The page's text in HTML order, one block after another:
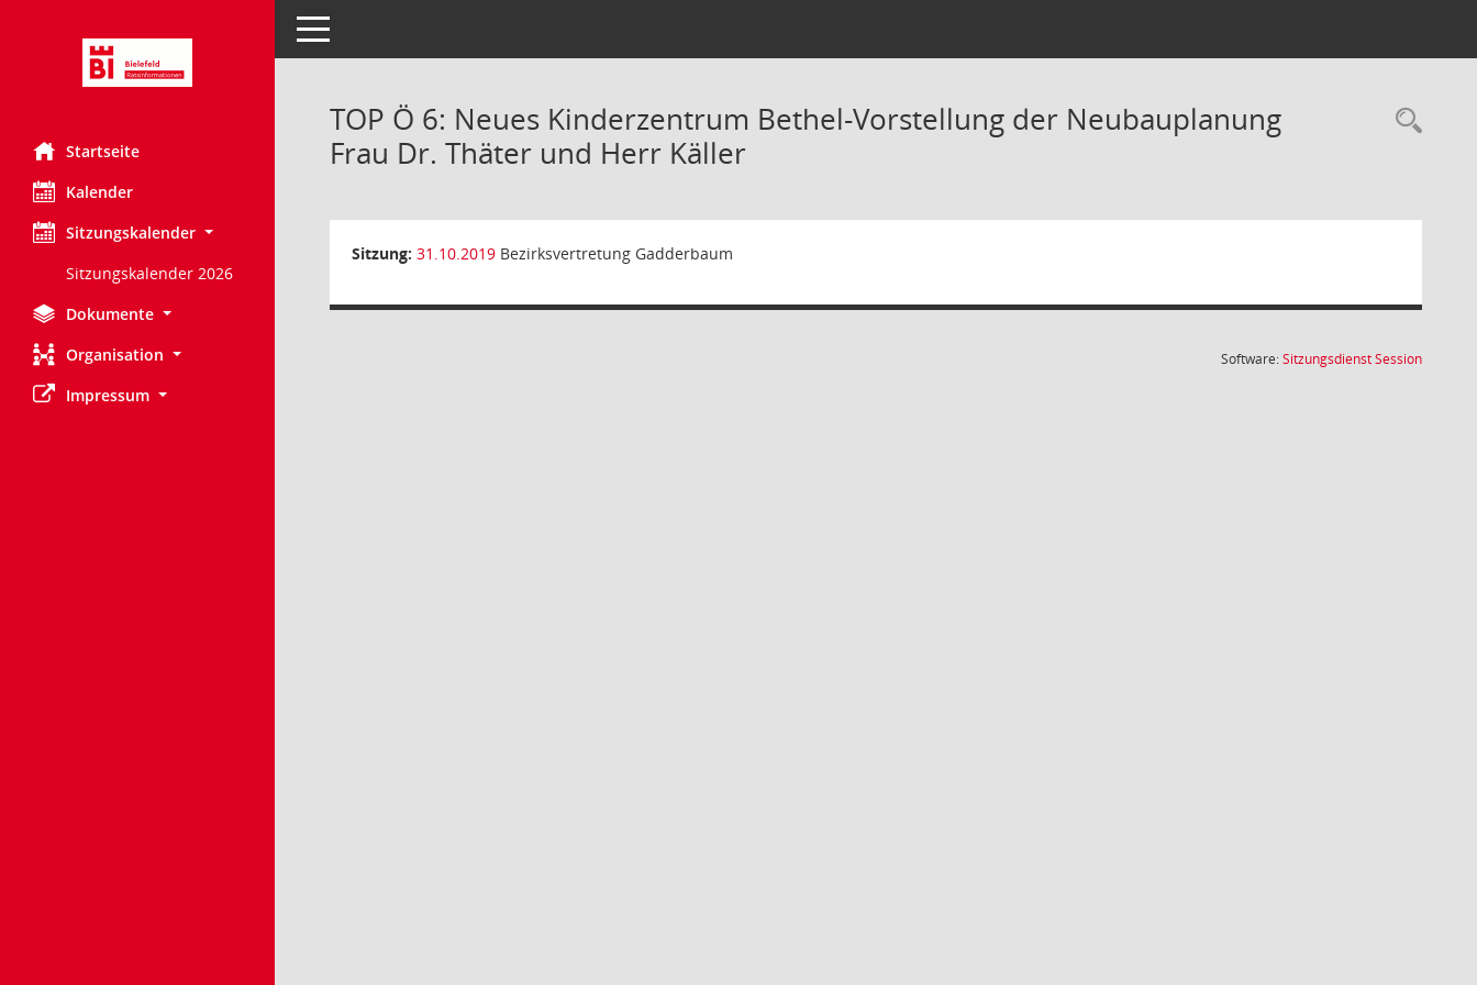
Startseite
Kalender
Sitzungskalender
Sitzungskalender 2026
Dokumente
Organisation
Impressum
Toggle navigation
TOP Ö 6: Neues Kinderzentrum Bethel-Vorstellung der Neubauplanung
Frau Dr. Thäter und Herr Käller
Sitzung: 31.10.2019 Bezirksvertretung Gadderbaum
Software:SitzungsdienstSession(Wird in